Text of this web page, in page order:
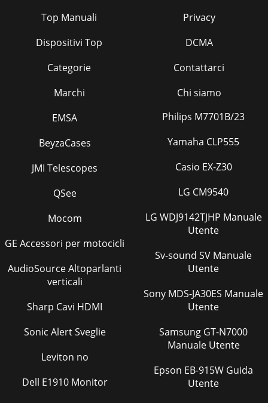
Top Manuali
Dispositivi Top
Categorie
Marchi
Privacy
DCMA
Contattarci
Chi siamo
EMSA
BeyzaCases
JMI Telescopes
QSee
Mocom
GE Accessori per motocicli
AudioSource Altoparlanti
verticali
Sharp Cavi HDMI
Sonic Alert Sveglie
Leviton no
Dell E1910 Monitor
Philips M7701B/23
Yamaha CLP555
Casio EX-Z30
LG CM9540
LG WDJ9142TJHP Manuale
Utente
Sv-sound SV Manuale
Utente
Sony MDS-JA30ES Manuale
Utente
Samsung GT-N7000
Manuale Utente
Epson EB-915W Guida
Utente